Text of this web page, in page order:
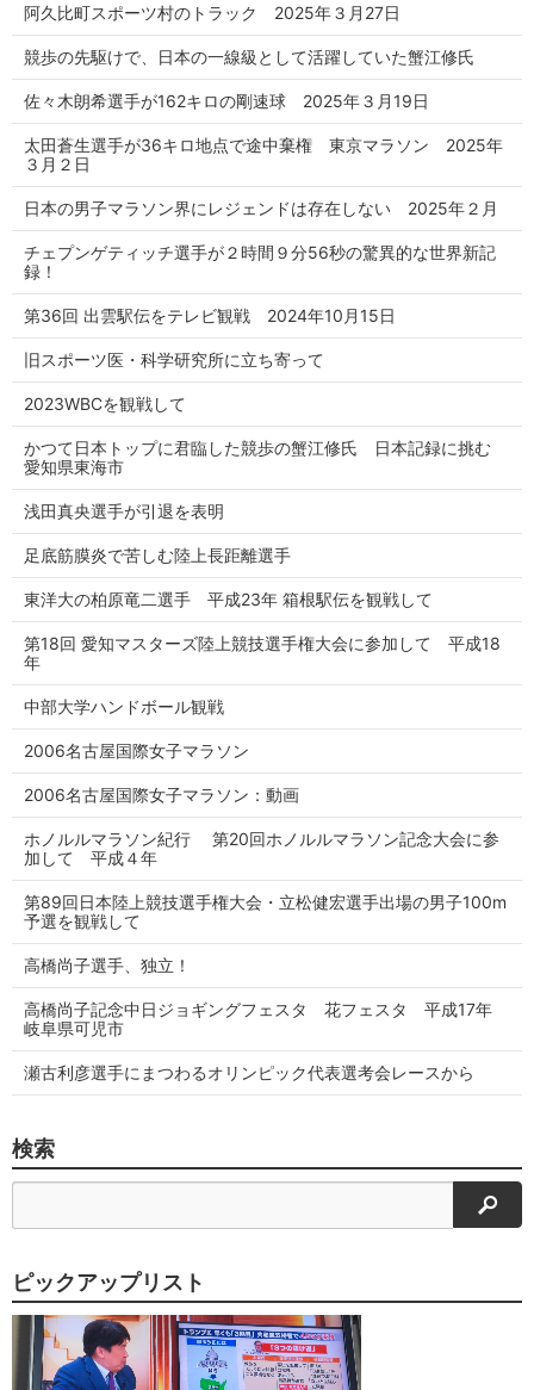
阿久比町スポーツ村のトラック 2025年３月27日
競歩の先駆けで、日本の一線級として活躍していた蟹江修氏
佐々木朗希選手が162キロの剛速球 2025年３月19日
太田蒼生選手が36キロ地点で途中棄権 東京マラソン 2025年
３月２日
日本の男子マラソン界にレジェンドは存在しない 2025年２月
チェプンゲティッチ選手が２時間９分56秒の驚異的な世界新記
録！
第36回 出雲駅伝をテレビ観戦 2024年10月15日
旧スポーツ医・科学研究所に立ち寄って
2023WBCを観戦して
かつて日本トップに君臨した競歩の蟹江修氏 日本記録に挑む
愛知県東海市
浅田真央選手が引退を表明
足底筋膜炎で苦しむ陸上長距離選手
東洋大の柏原竜二選手 平成23年 箱根駅伝を観戦して
第18回 愛知マスターズ陸上競技選手権大会に参加して 平成18
年
中部大学ハンドボール観戦
2006名古屋国際女子マラソン
2006名古屋国際女子マラソン：動画
ホノルルマラソン紀行 第20回ホノルルマラソン記念大会に参
加して 平成４年
第89回日本陸上競技選手権大会・立松健宏選手出場の男子100m
予選を観戦して
高橋尚子選手、独立！
高橋尚子記念中日ジョギングフェスタ 花フェスタ 平成17年
岐阜県可児市
瀬古利彦選手にまつわるオリンピック代表選考会レースから
検索
検索
ピックアップリスト